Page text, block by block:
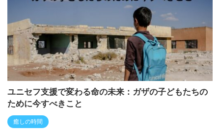
ユニセフ支援で変わる命の未来：ガザの子どもたちの
ために今すべきこと
癒しの時間